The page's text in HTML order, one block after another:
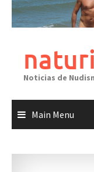
Noticias de
Main Menu